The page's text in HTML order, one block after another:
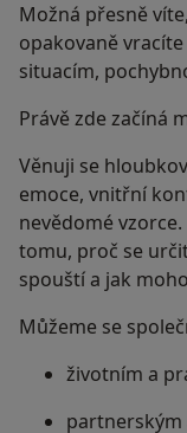
Možná přesně
opakovaně
situacím,
Právě zde začíná
Věnuji se
emoce, vnitřní
nevědomé
tomu, proč se
spouští a jak
Můžeme se
životním a